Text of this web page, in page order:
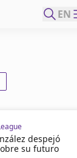
EN
despejó
su futuro